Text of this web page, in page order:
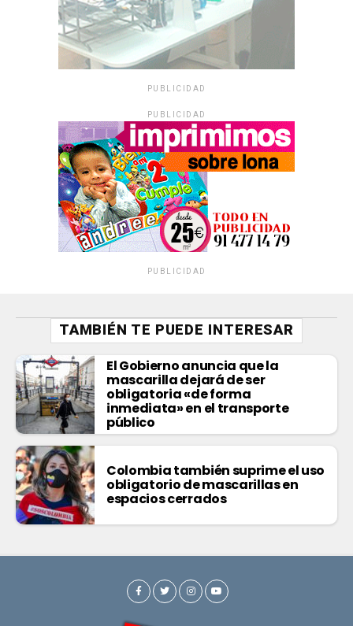
PUBLICIDAD
PUBLICIDAD
PUBLICIDAD
TAMBIÉN TE PUEDE INTERESAR
El Gobierno anuncia que la
mascarilla dejará de ser
obligatoria «de forma
inmediata» en el transporte
público
Colombia también suprime el uso
obligatorio de mascarillas en
espacios cerrados